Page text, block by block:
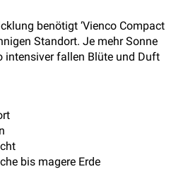
benötigt ‘Vienco Compact
Standort. Je mehr Sonne
intensiver fallen Blüte und Duft
bis magere Erde